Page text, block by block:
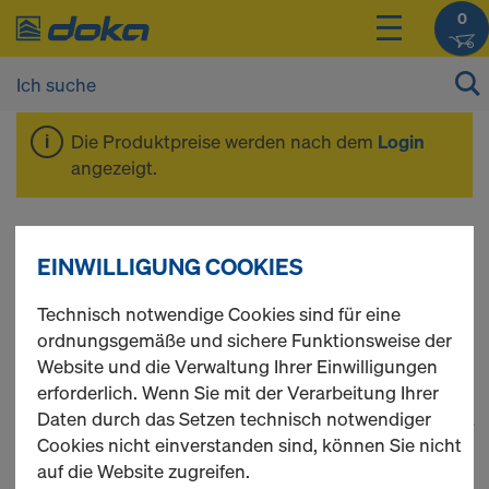
0
Die Produktpreise werden nach dem Login
angezeigt.
Stützenschalung
Framax Xlife
22 Produkte gefunden
EINWILLIGUNG COOKIES
Technisch notwendige Cookies sind für eine
ordnungsgemäße und sichere Funktionsweise der
Website und die Verwaltung Ihrer Einwilligungen
erforderlich. Wenn Sie mit der Verarbeitung Ihrer
Daten durch das Setzen technisch notwendiger
Cookies nicht einverstanden sind, können Sie nicht
auf die Website zugreifen.